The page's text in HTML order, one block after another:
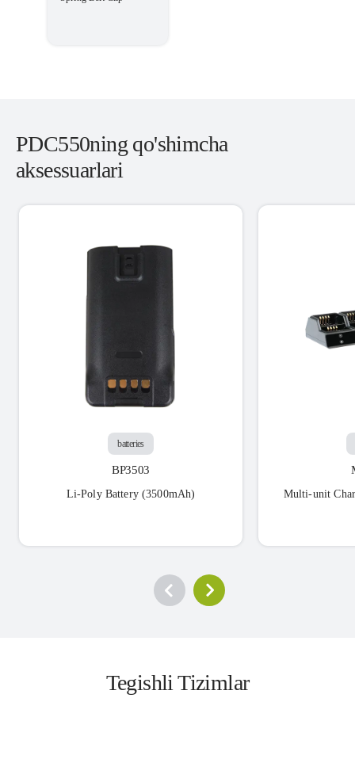
PDC550ning qo'shimcha
aksessuarlari
batteries
BP3503
Li-Poly Battery (3500mAh) Multi-unit
Tegishli Tizimlar